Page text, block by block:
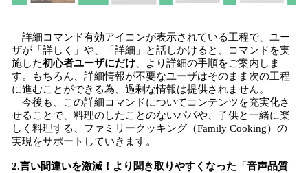
詳細コマンド有効アイコンが表示されている工程で、ユー
ザが「詳しく」や、「詳細」と話しかけると、コマンドを実
施した初心者ユーザにだけ 、より詳細の手順をご案内しま
す。もちろん、詳細情報が不要なユーザはそのまま次の工程
に進むことができる為、過剰な情報は提供されません。
今後も、この詳細コマンドについてコンテンツを充実化さ
せることで、料理のしたことのないパパや、子供と一緒に楽
しく料理する、ファミリークッキング（Family Cooking）の
実現をサポートしていきます。
2.言い間違いを激減！より聞き取りやすくなった「音声品質